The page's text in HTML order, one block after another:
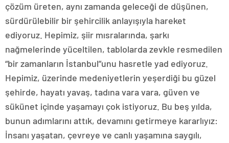
çözüm üreten, aynı zamanda geleceği de düşünen,
sürdürülebilir bir şehircilik anlayışıyla hareket
ediyoruz. Hepimiz, şiir mısralarında, şarkı
nağmelerinde yüceltilen, tablolarda zevkle resmedilen
“bir zamanların İstanbul”unu hasretle yad ediyoruz.
Hepimiz, üzerinde medeniyetlerin yeşerdiği bu güzel
şehirde, hayatı yavaş, tadına vara vara, güven ve
sükünet içinde yaşamayı çok istiyoruz. Bu beş yılda,
bunun adımlarını attık, devamını getirmeye kararlıyız:
İnsanı yaşatan, çevreye ve canlı yaşamına saygılı,